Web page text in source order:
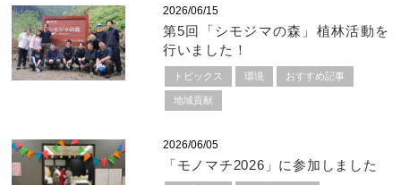
2026/06/15
第5回「シモジマの森」植林活動を
行いました！
トピックス 環境 おすすめ記事
地域貢献
2026/06/05
「モノマチ2026」に参加しました